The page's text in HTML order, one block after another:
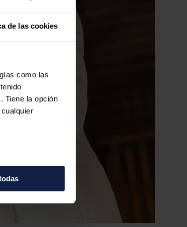
de las cookies
como las
Tiene la opción
redes sociales